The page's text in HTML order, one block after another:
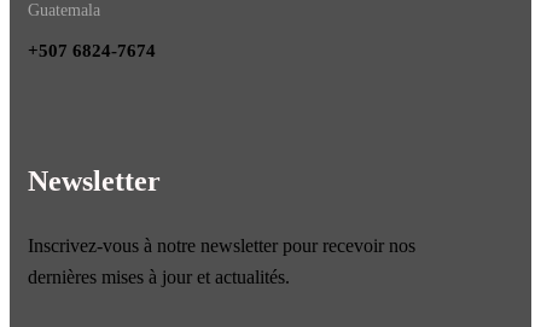
Guatemala
+507 6824-7674
Newsletter
Inscrivez-vous à notre newsletter pour recevoir nos
dernières mises à jour et actualités.